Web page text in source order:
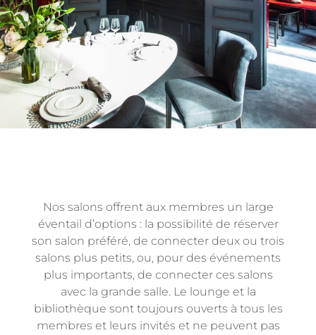
Nos salons offrent aux membres un large
éventail d’options : la possibilité de réserver
son salon préféré, de connecter deux ou trois
salons plus petits, ou, pour des événements
plus importants, de connecter ces salons
avec la grande salle. Le lounge et la
bibliothèque sont toujours ouverts à tous les
membres et leurs invités et ne peuvent pas